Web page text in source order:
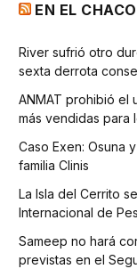
EN EL CHACO
River sufrió otro
sexta derrota
ANMAT prohibió el
más vendidas para
Caso Exen: Osuna
familia Clinis
La Isla del Cerrito
Internacional de
Sameep no hará
previstas en el